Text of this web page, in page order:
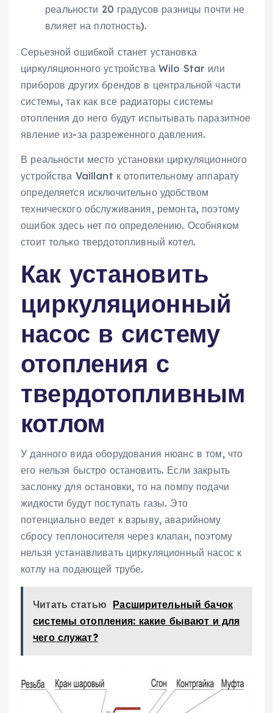
реальности 20 градусов разницы почти не
влияет на плотность).
Серьезной ошибкой станет установка
циркуляционного устройства Wilo Star или
приборов других брендов в центральной части
системы, так как все радиаторы системы
отопления до него будут испытывать паразитное
явление из-за разреженного давления.
В реальности место установки циркуляционного
устройства Vaillant к отопительному аппарату
определяется исключительно удобством
технического обслуживания, ремонта, поэтому
ошибок здесь нет по определению. Особняком
стоит только твердотопливный котел.
Как установить
циркуляционный
насос в систему
отопления с
твердотопливным
котлом
У данного вида оборудования нюанс в том, что
его нельзя быстро остановить. Если закрыть
заслонку для остановки, то на помпу подачи
жидкости будут поступать газы. Это
потенциально ведет к взрыву, аварийному
сбросу теплоносителя через клапан, поэтому
нельзя устанавливать циркуляционный насос к
котлу на подающей трубе.
Читать статью Расширительный бачок
системы отопления: какие бывают и для
чего служат?